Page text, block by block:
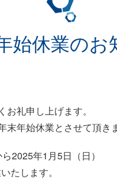
始休業のお
礼申し上げます。
年始休業とさせて頂き
2025年1月5日（日）
たします。